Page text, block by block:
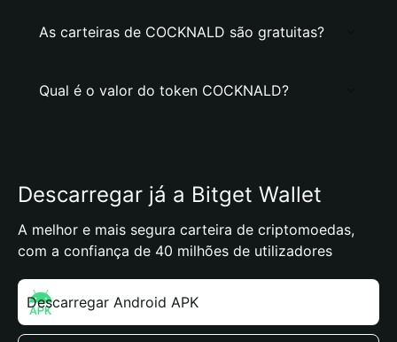
As carteiras de COCKNALD são gratuitas?
Qual é o valor do token COCKNALD?
Descarregar já a Bitget Wallet
A melhor e mais segura carteira de criptomoedas,
com a confiança de 40 milhões de utilizadores
Descarregar Android APK